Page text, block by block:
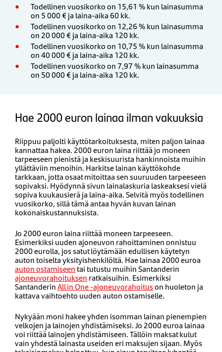
Todellinen vuosikorko on 15,61 % kun lainasumma
on 5 000 € ja laina-aika 60 kk.
Todellinen vuosikorko on 12,26 % kun lainasumma
on 20 000 € ja laina-aika 120 kk.
Todellinen vuosikorko on ​10,75 % kun lainasumma
on 40 000 € ja laina-aika 120 kk.
Todellinen vuosikorko on 7,97 % kun lainasumma
on 50 000 € ja laina-aika 120 kk.
Hae 2000 euron lainaa ilman vakuuksia
Riippuu paljolti käyttötarkoituksesta, miten paljon lainaa
kannattaa hakea. 2000 euron laina riittää jo moneen
tarpeeseen pienistä ja keskisuurista hankinnoista muihin
yllättäviin menoihin. Harkitse lainan käyttökohde
tarkkaan, jotta osaat mitoittaa sen suuruuden tarpeeseen
sopivaksi. Hyödynnä sivun lainalaskuria laskeaksesi vielä
sopiva kuukausierä ja laina-aika. Selvitä myös todellinen
vuosikorko, sillä tämä antaa hyvän kuvan lainan
kokonaiskustannuksista.
Jo 2000 euron laina riittää moneen tarpeeseen.
Esimerkiksi uuden ajoneuvon rahoittaminen onnistuu
2000 eurolla, jos satut löytämään edullisen käytetyn
auton toiselta yksityishenkilöltä. Hae lainaa 2000 euroa
auton ostamiseen tai tutustu muihin Santanderin
ajoneuvorahoituksen ratkaisuihin. Esimerkiksi
SantanderinAll in One -ajoneuvorahoituson huoleton ja
kattava vaihtoehto uuden auton ostamiselle.
Nykyään moni hakee yhden isomman lainan pienempien
velkojen ja lainojen yhdistämiseksi. Jo 2000 euroa lainaa
voi riittää lainojen yhdistämiseen. Tällöin maksat kulut
vain yhdestä lainasta useiden eri maksujen sijaan. Myös